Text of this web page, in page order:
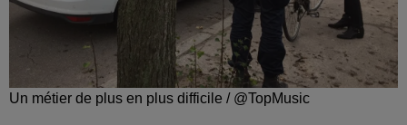
Un métier de plus en plus difficile / @TopMusic